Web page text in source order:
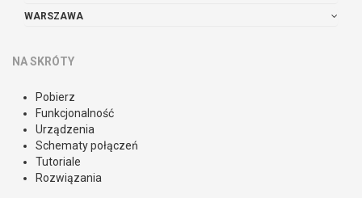
WARSZAWA
NA SKRÓTY
Pobierz
Funkcjonalność
Urządzenia
Schematy połączeń
Tutoriale
Rozwiązania